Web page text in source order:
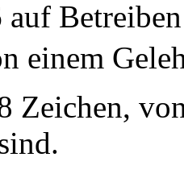
auf
einem
Zeichen,